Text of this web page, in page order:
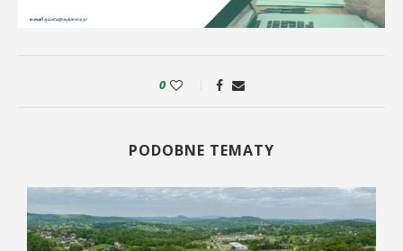
0
PODOBNE TEMATY